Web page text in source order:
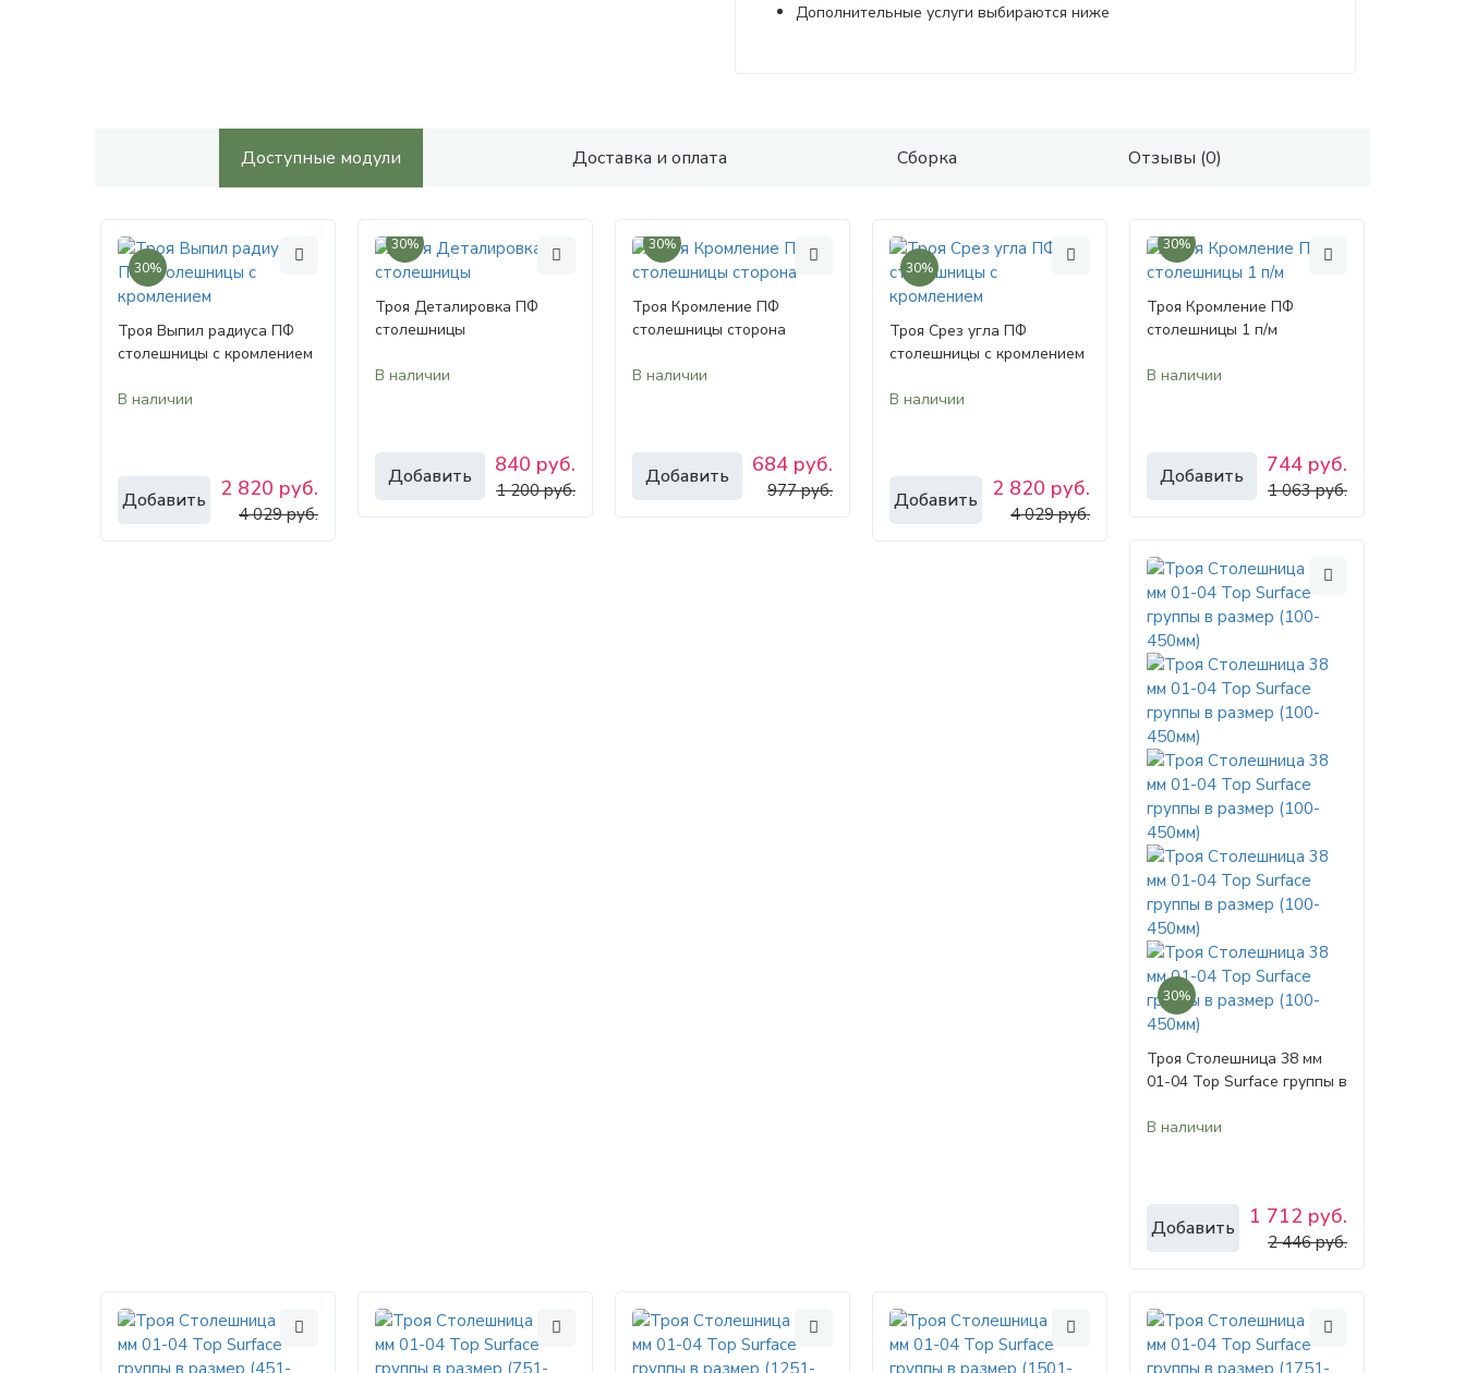
Дополнительные услуги выбираются ниже
Доступные модули Доставка и оплата Сборка Отзывы (0)
30%
Троя Выпил радиуса ПФ
столешницы с кромлением
В наличии
Добавить 2 820 руб.
4 029 руб.
30%
Троя Деталировка ПФ
столешницы
В наличии
Добавить 840 руб.
1 200 руб.
30%
Троя Кромление ПФ
столешницы сторона
В наличии
Добавить 684 руб.
977 руб.
30%
Троя Срез угла ПФ
столешницы с кромлением
В наличии
Добавить 2 820 руб.
4 029 руб.
30%
Троя Кромление ПФ
столешницы 1 п/м
В наличии
Добавить 744 руб.
1 063 руб.
30%
Троя Столешница 38 мм
01-04 Top Surface группы в
В наличии
Добавить 1 712 руб.
2 446 руб.